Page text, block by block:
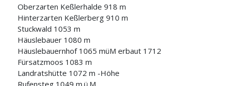
Oberzarten Keßlerhalde 918 m
Hinterzarten Keßlerberg 910 m
Stuckwald 1053 m
Häuslebauer 1080 m
Häuslebauernhof 1065 müM erbaut 1712
Fürsatzmoos 1083 m
Landratshütte 1072 m -Höhe